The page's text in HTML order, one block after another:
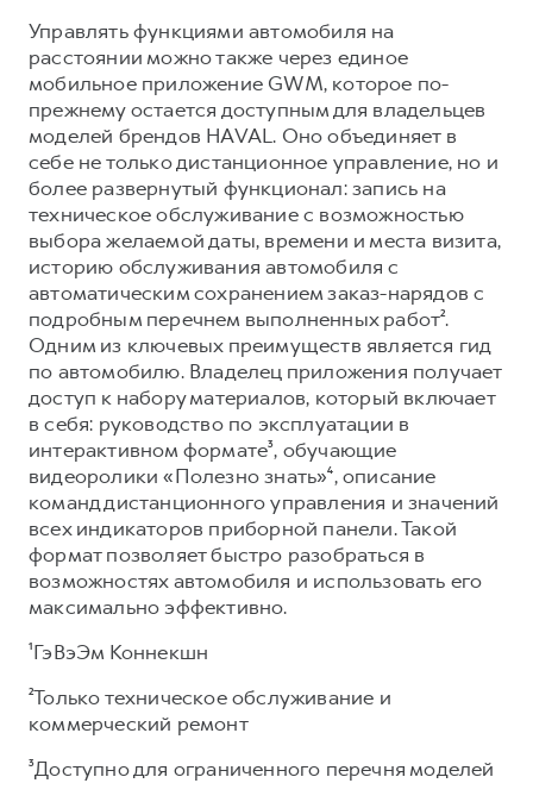
Управлять функциями автомобиля на
расстоянии можно также через единое
мобильное приложение GWM, которое по-
прежнему остается доступным для владельцев
моделей брендов HAVAL. Оно объединяет в
себе не только дистанционное управление, но и
более развернутый функционал: запись на
техническое обслуживание с возможностью
выбора желаемой даты, времени и места визита,
историю обслуживания автомобиля с
автоматическим сохранением заказ-нарядов с
подробным перечнем выполненных работ².
Одним из ключевых преимуществ является гид
по автомобилю. Владелец приложения получает
доступ к набору материалов, который включает
в себя: руководство по эксплуатации в
интерактивном формате³, обучающие
видеоролики «Полезно знать»⁴, описание
команд дистанционного управления и значений
всех индикаторов приборной панели. Такой
формат позволяет быстро разобраться в
возможностях автомобиля и использовать его
максимально эффективно.
¹ГэВэЭм Коннекшн
²Только техническое обслуживание и
коммерческий ремонт
³Доступно для ограниченного перечня моделей